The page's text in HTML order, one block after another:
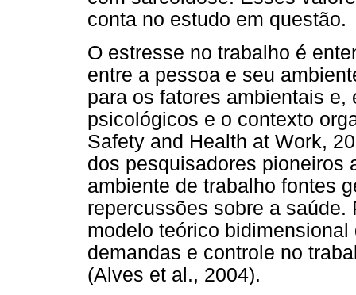
conta no estudo em questão.
O estresse no trabalho é
entre a pessoa e seu
para os fatores ambientais
psicológicos e o contexto
Safety and Health at Work,
dos pesquisadores pioneiros
ambiente de trabalho fontes
repercussões sobre a
modelo teórico
demandas e controle no
(Alves et al., 2004).